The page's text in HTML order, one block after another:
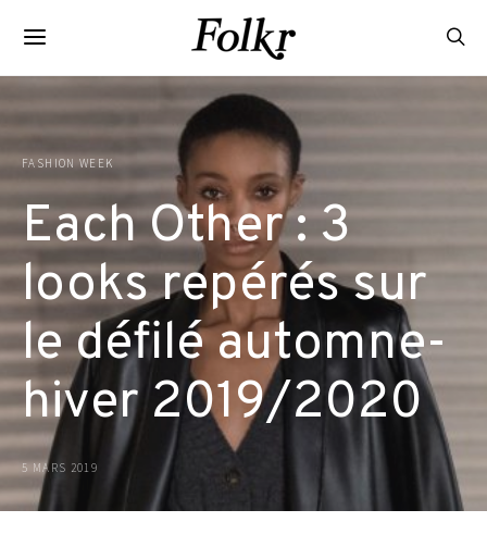
FASHION WEEK
Each Other : 3
looks repérés sur
le défilé automne-
hiver 2019/2020
5 MARS 2019